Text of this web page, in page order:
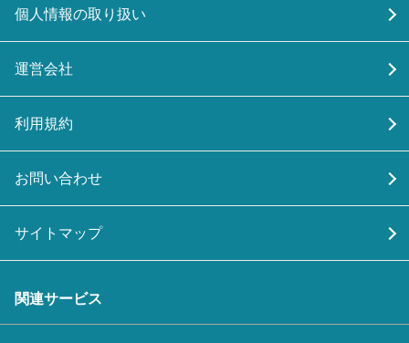
個人情報の取り扱い
運営会社
利用規約
お問い合わせ
サイトマップ
関連サービス